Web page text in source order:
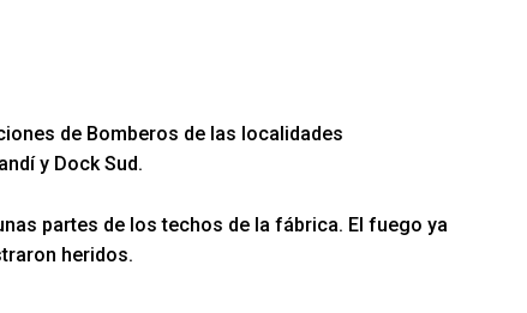
de Bomberos de las localidades
y Dock Sud.
partes de los techos de la fábrica. El fuego ya
heridos.